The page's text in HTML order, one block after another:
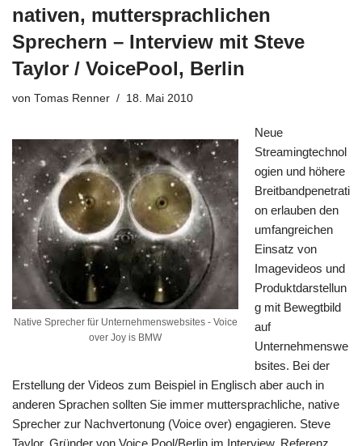
nativen, muttersprachlichen
Sprechern – Interview mit Steve
Taylor / VoicePool, Berlin
von Tomas Renner 18. Mai 2010
Native Sprecher für Unternehmenswebsites - Voice
over Joy is BMW
Neue
Streamingtechnol
ogien und höhere
Breitbandpenetrati
on erlauben den
umfangreichen
Einsatz von
Imagevideos und
Produktdarstellun
g mit Bewegtbild
auf
Unternehmenswe
bsites. Bei der
Erstellung der Videos zum Beispiel in Englisch aber auch in
anderen Sprachen sollten Sie immer muttersprachliche, native
Sprecher zur Nachvertonung (Voice over) engagieren. Steve
Taylor, Gründer von Voice Pool/Berlin im Interview, Referenz